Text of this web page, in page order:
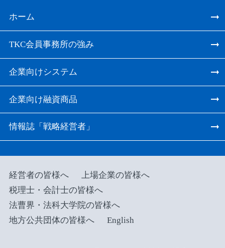
ホーム
TKC会員事務所の強み
企業向けシステム
企業向け融資商品
情報誌「戦略経営者」
経営者の皆様へ
上場企業の皆様へ
税理士・会計士の皆様へ
法曹界・法科大学院の皆様へ
地方公共団体の皆様へ
English